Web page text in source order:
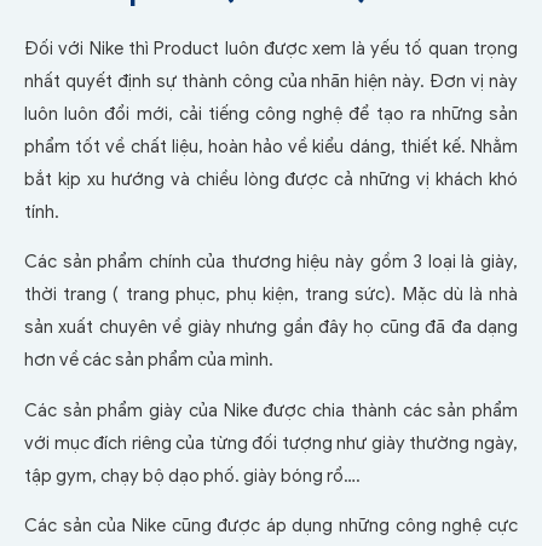
Đối với Nike thì Product luôn được xem là yếu tố quan trọng
nhất quyết định sự thành công của nhãn hiện này. Đơn vị này
luôn luôn đổi mới, cải tiếng công nghệ để tạo ra những sản
phẩm tốt về chất liệu, hoàn hảo về kiểu dáng, thiết kế. Nhằm
bắt kịp xu hướng và chiều lòng được cả những vị khách khó
tính.
Các sản phẩm chính của thương hiệu này gồm 3 loại là giày,
thời trang ( trang phục, phụ kiện, trang sức). Mặc dù là nhà
sản xuất chuyên về giày nhưng gần đây họ cũng đã đa dạng
hơn về các sản phẩm của mình.
Các sản phẩm giày của Nike được chia thành các sản phẩm
với mục đích riêng của từng đối tượng như giày thường ngày,
tập gym, chạy bộ dạo phố. giày bóng rổ….
Các sản của Nike cũng được áp dụng những công nghệ cực